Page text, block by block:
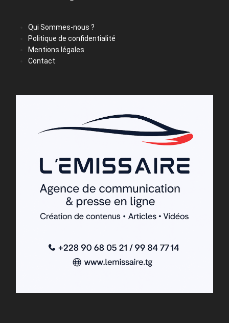
Qui Sommes-nous ?
Politique de confidentialité
Mentions légales
Contact